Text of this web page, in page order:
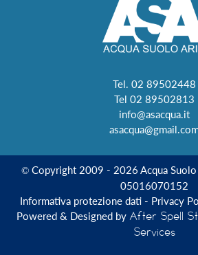
Tel. 02 89502448
Tel 02 89502813
info@asacqua.it
© Copyright 2009 - 2026 Acqua Suolo
05016070152
Informativa protezione dati- Privacy
Powered & Designed by After Spell
Services